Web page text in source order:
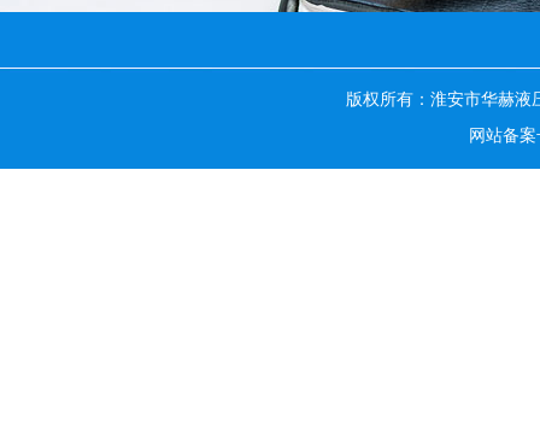
版权所有：淮安市华赫
网站备案